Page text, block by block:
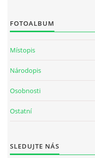
FOTOALBUM
Místopis
Národopis
Osobnosti
Ostatní
SLEDUJTE NÁS